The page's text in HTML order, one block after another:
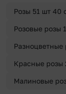
Розы 51 шт 40
Розовые розы
Разноцветные
Красные розы
Малиновые